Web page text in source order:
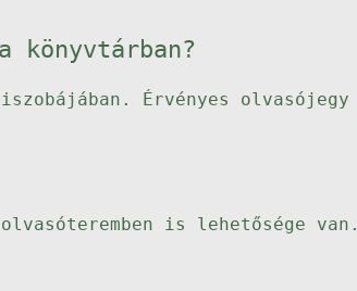
könyvtárban?
Érvényes olvasójegy
is lehetősége van.